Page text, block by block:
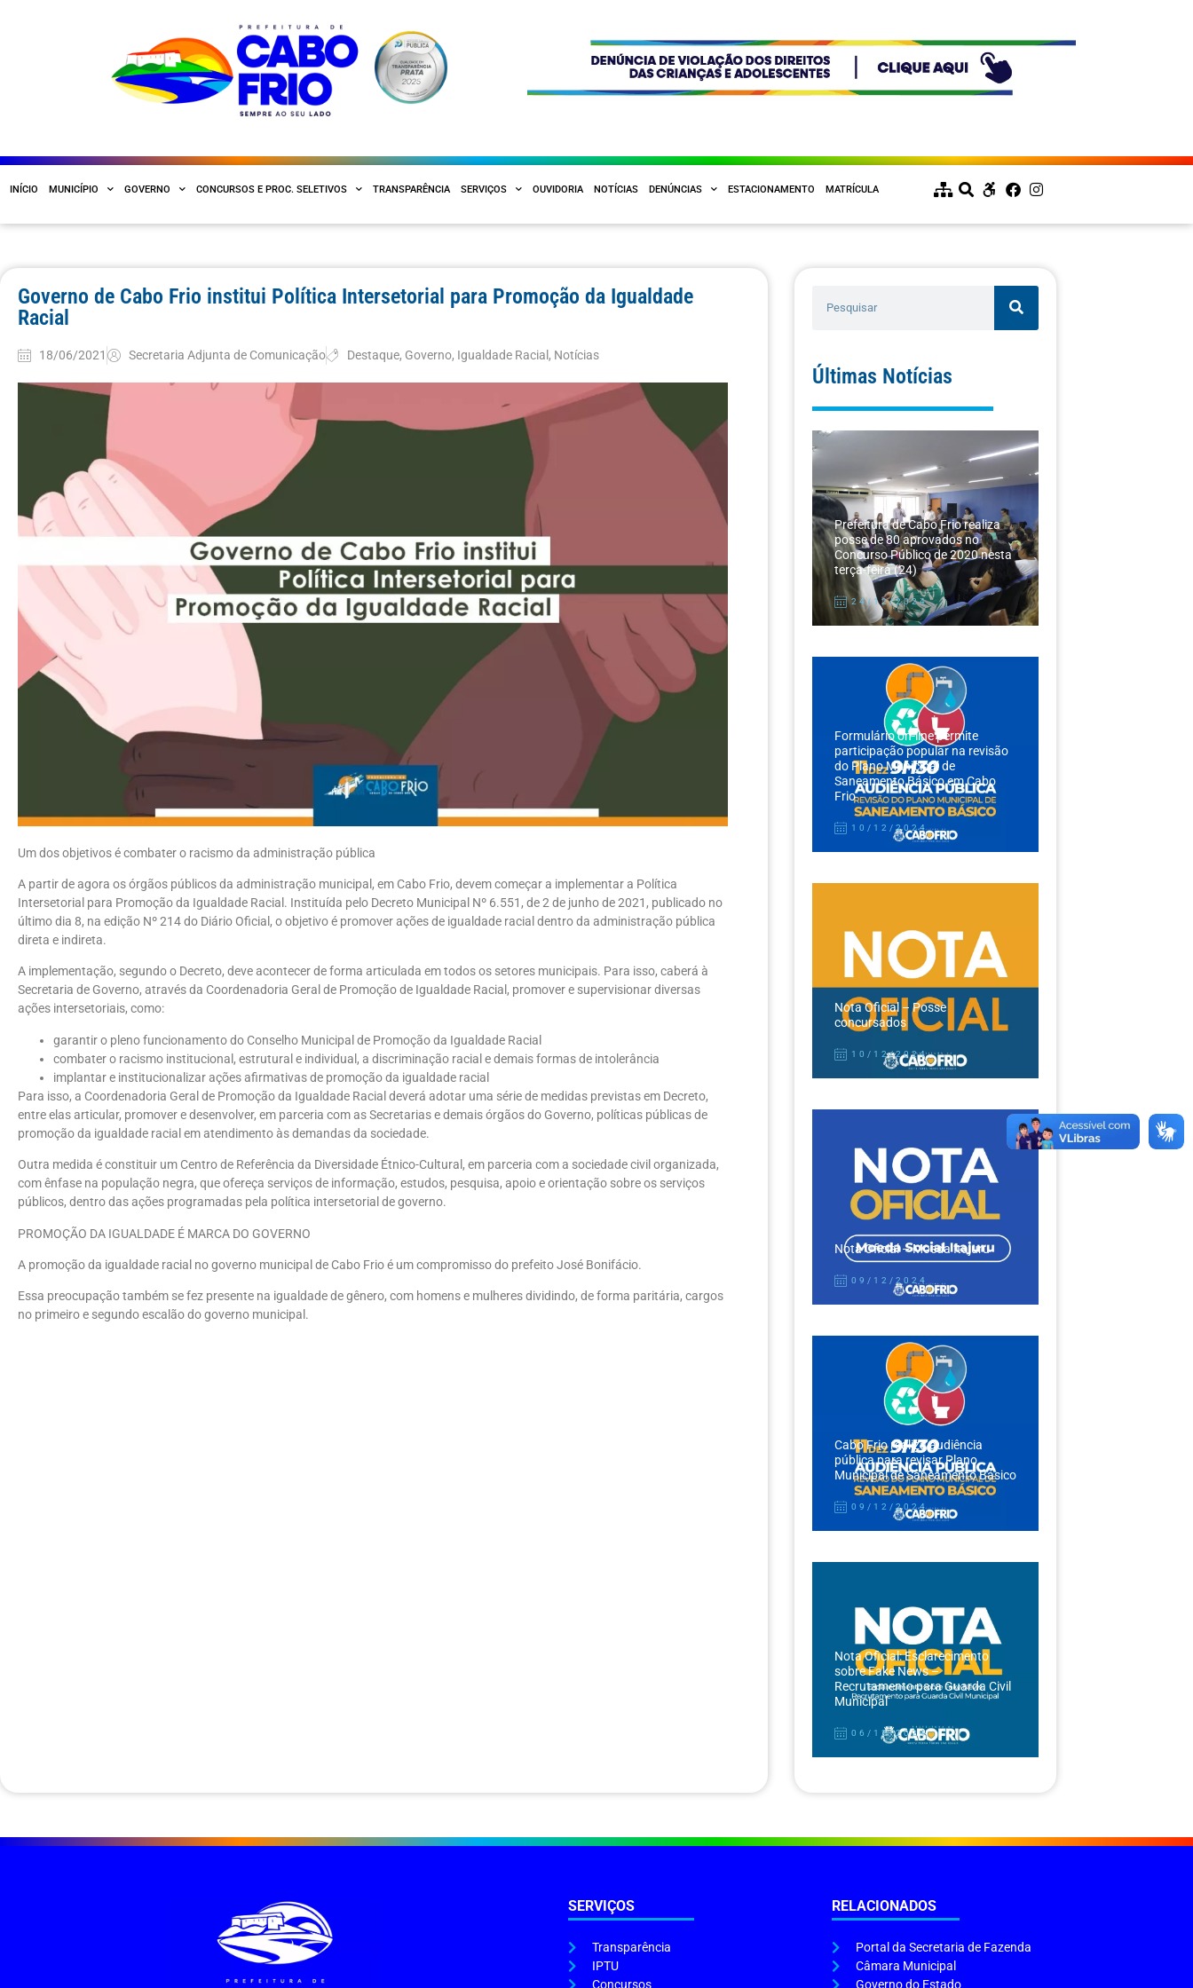
INÍCIO MUNICÍPIO GOVERNO CONCURSOS E PROC. SELETIVOS TRANSPARÊNCIA SERVIÇOS OUVIDORIA NOTÍCIAS DENÚNCIAS ESTACIONAMENTO MATRÍCULA
Governo de Cabo Frio institui Política Intersetorial para Promoção da Igualdade
Racial
18/06/2021 Secretaria Adjunta de Comunicação Destaque, Governo, Igualdade Racial , Notícias
Um dos objetivos é combater o racismo da administração pública
A partir de agora os órgãos públicos da administração municipal, em Cabo Frio, devem começar a implementar a Política
Intersetorial para Promoção da Igualdade Racial. Instituída pelo Decreto Municipal Nº 6.551, de 2 de junho de 2021, publicado no
último dia 8, na edição Nº 214 do Diário Oficial, o objetivo é promover ações de igualdade racial dentro da administração pública
direta e indireta.
A implementação, segundo o Decreto, deve acontecer de forma articulada em todos os setores municipais. Para isso, caberá à
Secretaria de Governo, através da Coordenadoria Geral de Promoção de Igualdade Racial, promover e supervisionar diversas
ações intersetoriais, como:
garantir o pleno funcionamento do Conselho Municipal de Promoção da Igualdade Racial
combater o racismo institucional, estrutural e individual, a discriminação racial e demais formas de intolerância
implantar e institucionalizar ações afirmativas de promoção da igualdade racial
Para isso, a Coordenadoria Geral de Promoção da Igualdade Racial deverá adotar uma série de medidas previstas em Decreto,
entre elas articular, promover e desenvolver, em parceria com as Secretarias e demais órgãos do Governo, políticas públicas de
promoção da igualdade racial em atendimento às demandas da sociedade.
Outra medida é constituir um Centro de Referência da Diversidade Étnico-Cultural, em parceria com a sociedade civil organizada,
com ênfase na população negra, que ofereça serviços de informação, estudos, pesquisa, apoio e orientação sobre os serviços
públicos, dentro das ações programadas pela política intersetorial de governo.
PROMOÇÃO DA IGUALDADE É MARCA DO GOVERNO
A promoção da igualdade racial no governo municipal de Cabo Frio é um compromisso do prefeito José Bonifácio.
Essa preocupação também se fez presente na igualdade de gênero, com homens e mulheres dividindo, de forma paritária, cargos
no primeiro e segundo escalão do governo municipal.
Últimas Notícias
Prefeitura de Cabo Frio realiza
posse de 80 aprovados no
Concurso Público de 2020 nesta
terça-feira (24)
24/12/2024
Formulário on-line permite
participação popular na revisão
do Plano Municipal de
Saneamento Básico em Cabo
Frio
10/12/2024
Nota Oficial – Posse
concursados
10/12/2024
Nota Oficial – Moeda Itajuru
09/12/2024
Cabo Frio realiza audiência
pública para revisar Plano
Municipal de Saneamento Básico
09/12/2024
Nota Oficial: Esclarecimento
sobre Fake News –
Recrutamento para Guarda Civil
Municipal
06/12/2024
SERVIÇOS
Transparência
IPTU
Concursos
RELACIONADOS
Portal da Secretaria de Fazenda
Câmara Municipal
Governo do Estado